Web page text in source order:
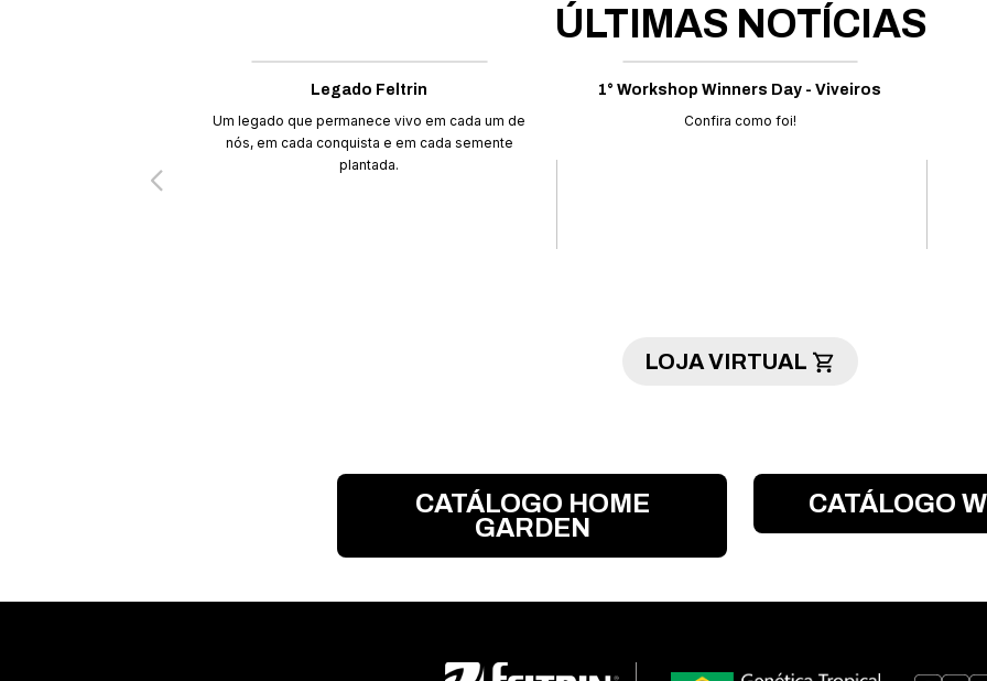
ÚLTIMAS NOTÍCIAS
Legado Feltrin
Um legado que permanece vivo em cada um de
nós, em cada conquista e em cada semente
plantada.
1° Workshop Winners Day - Viveiros
Confira como foi!
LOJA VIRTUAL
CATÁLOGO HOME
GARDEN
CATÁLOGO